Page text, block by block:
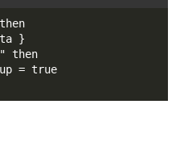
}
then
= true